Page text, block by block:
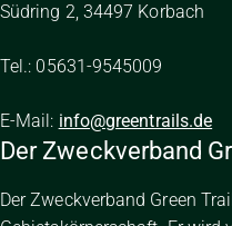
Südring 2, 34497 Korbach
Tel.: 05631-9545009
E-Mail: info@greentrails.de
Der Zweckverband
Der Zweckverband Green